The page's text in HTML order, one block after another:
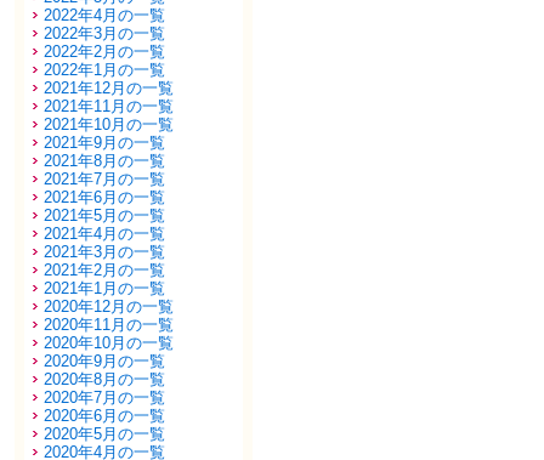
2022年4月の一覧
2022年3月の一覧
2022年2月の一覧
2022年1月の一覧
2021年12月の一覧
2021年11月の一覧
2021年10月の一覧
2021年9月の一覧
2021年8月の一覧
2021年7月の一覧
2021年6月の一覧
2021年5月の一覧
2021年4月の一覧
2021年3月の一覧
2021年2月の一覧
2021年1月の一覧
2020年12月の一覧
2020年11月の一覧
2020年10月の一覧
2020年9月の一覧
2020年8月の一覧
2020年7月の一覧
2020年6月の一覧
2020年5月の一覧
2020年4月の一覧